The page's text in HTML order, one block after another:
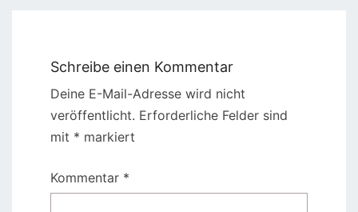
Schreibe einen Kommentar
Deine E-Mail-Adresse wird nicht
veröffentlicht. Erforderliche Felder sind
mit * markiert
Kommentar *